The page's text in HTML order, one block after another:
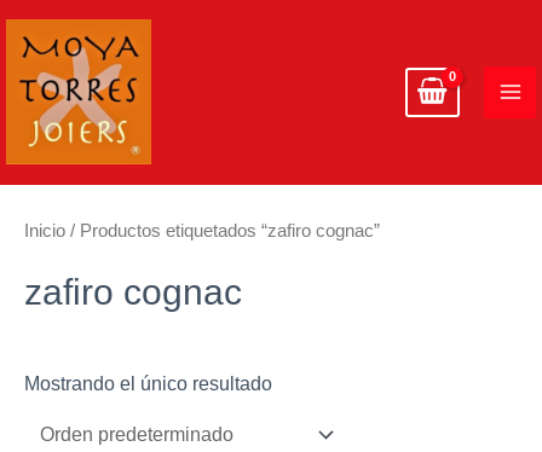
Ir
contenido
Inicio / Productos etiquetados “zafiro cognac”
zafiro cognac
Mostrando el único resultado